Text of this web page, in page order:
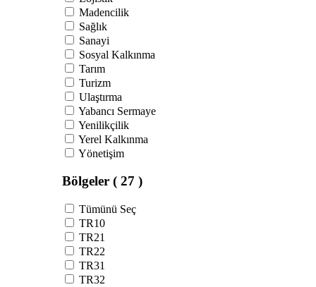
Madencilik
Sağlık
Sanayi
Sosyal Kalkınma
Tarım
Turizm
Ulaştırma
Yabancı Sermaye
Yenilikçilik
Yerel Kalkınma
Yönetişim
Bölgeler ( 27 )
Tümünü Seç
TR10
TR21
TR22
TR31
TR32